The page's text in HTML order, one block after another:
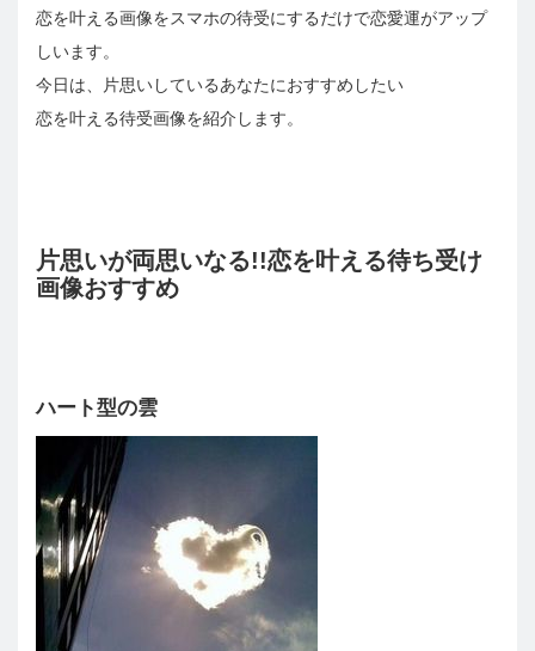
恋を叶える画像をスマホの待受にするだけで恋愛運がアップ
しいます。
今日は、片思いしているあなたにおすすめしたい
恋を叶える待受画像を紹介します。
片思いが両思いなる!!恋を叶える待ち受け
画像おすすめ
ハート型の雲